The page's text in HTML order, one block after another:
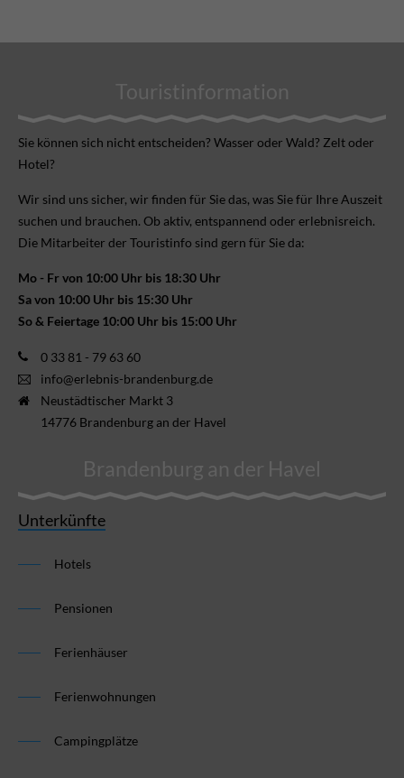
Touristinformation
Sie können sich nicht ent­scheiden? Wasser oder Wald? Zelt oder
Hotel?
Wir sind uns sicher, wir finden für Sie das, was Sie für Ihre Aus­zeit
suchen und brauchen. Ob aktiv, ent­spannend oder erlebnis­reich.
Die Mitarbeiter der Touristinfo sind gern für Sie da:
Mo - Fr von 10:00 Uhr bis 18:30 Uhr
Sa von 10:00 Uhr bis 15:30 Uhr
So & Feiertage 10:00 Uhr bis 15:00 Uhr
0 33 81 - 79 63 60
info@erlebnis-brandenburg.de
Neustädtischer Markt 3
14776 Brandenburg an der Havel
Brandenburg an der Havel
Unterkünfte
Hotels
Pensionen
Ferienhäuser
Ferienwohnungen
Campingplätze